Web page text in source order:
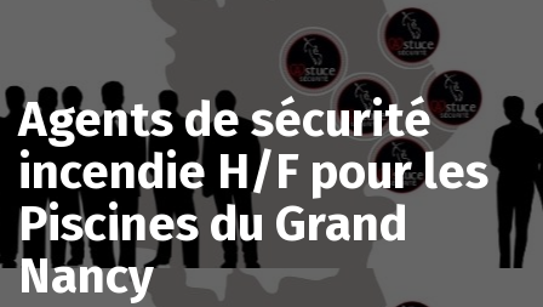
Agents de sécurité
incendie H/F pour les
Piscines du Grand
Nancy